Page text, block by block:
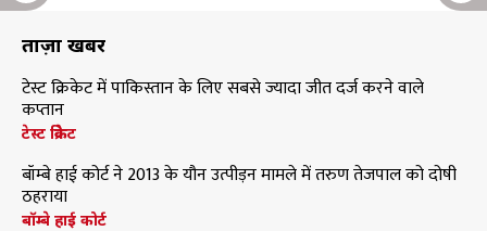
ताज़ा खबरें
टेस्ट क्रिकेट में पाकिस्तान के लिए सबसे ज्यादा जीत दर्ज करने वाले
कप्तान
टेस्ट क्रिकेट
बॉम्बे हाई कोर्ट ने 2013 के यौन उत्पीड़न मामले में तरुण तेजपाल को दोषी
ठहराया
बॉम्बे हाई कोर्ट